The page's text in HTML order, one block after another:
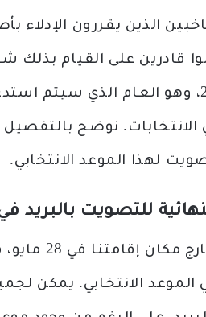
الذين يقررون الإدلاء
قادرين على القيام بذلك
من عام 2023، وهو العام الذي
نوضح
لهذا الموعد الانتخابي.
للتصويت بالبريد في
حتى لو
الانتخابي. يمكن